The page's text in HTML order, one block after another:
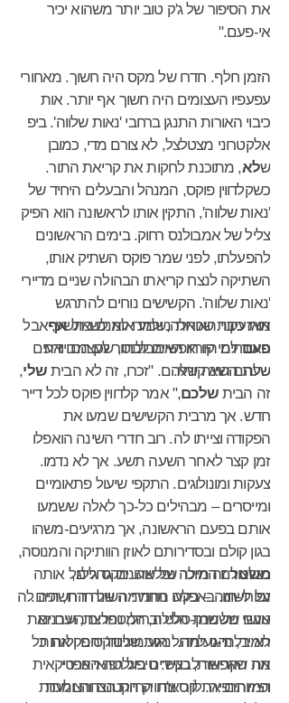
את הסיפור של ג'ק טוב יותר משהוא יכיר
אי-פעם."
הזמן חלף. חדרו של מקס היה חשוך. מאחורי
עפעפיו העצומים היה חשוך אף יותר. אות
כיבוי האורות התנגן ברחבי 'נאות שלווה'. ביפ
אלקטרוני מצטלצל, לא צורם מדי, כמובן
שלא, מתוכנת לחקות את קריאת התור.
כשקלדווין פוקס, המנהל והבעלים היחיד של
'נאות שלווה', התקין אותו לראשונה הוא הפיק
צליל של אמבולנס רחוק. בימים הראשונים
להפעלתו, לפני שמר פוקס השתיק אותו,
השתיקה לנצח קריאתו הבהולה שניים מדיירי
'נאות שלווה'. הקשישים נוחים להתרגש
מאזעקות שכאלה, ולמדו לא לשאולאף
פעםלמי קורא האמבולנס, שכן הם יודעים
שלהם הוא קורא.
אות כיבוי האורות נשמע אומנם בתשע, אבל
האורחים היו חופשיים לבחור לעצמם את
שעת השינה שלהם. "זכרו, זה לא הביתשלי,
זה הביתשלכם," אמר קלדווין פוקס לכל דייר
חדש. אך מרבית הקשישים שמעו את
הפקודה וצייתו לה. רוב חדרי השינה הואפלו
זמן קצר לאחר השעה תשע. אך לא נדמו.
צעקות ומונולוגים. התקפי שיעול פתאומיים
ומייסרים – מבהילים כל-כך לאלה ששמעו
אותם בפעם הראשונה, אך מרגיעים-משהו
בגון קולם ובסדירותם לאוזן הוותיקה והמנוסה,
כצלצולם המוכר של שעונים גדולים,
נפוחי-חזה – בקעו מחדרי השינה החשוכים.
אנשי משמרת הלילה, המטפלים העירנים
תמיד, נהגו לחדול רגע מעיסוקיהם ולזהות
את הקריאות, כציידים בעלטה האפריקאית
המזהים את קריאות החיות הצדות ומתות
משטרזה מילה נפלאה. מקס גילגל אותה
על לשונו. באפלה החמימה של חדרו, היה לה
טעם של שמן-סלט וברזל; נחרצת, ועם זאת
לא בלתי-נעימה. 'נאות שלווה' סיפק את כל
מה שאפשר לבקש: טיפול רפואי פרטי
ופיזיותרפיה. לוֹיס צ'דוויק הקטנה והצולעת